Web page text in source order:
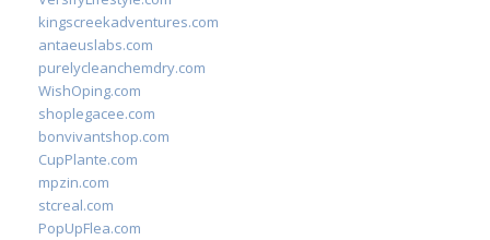
kingscreekadventures.com
antaeuslabs.com
purelycleanchemdry.com
WishOping.com
shoplegacee.com
bonvivantshop.com
CupPlante.com
mpzin.com
stcreal.com
PopUpFlea.com